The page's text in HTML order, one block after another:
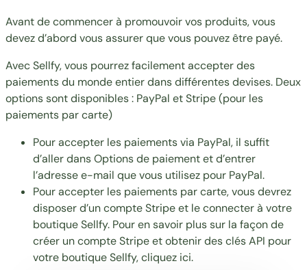
Avant de commencer à promouvoir vos produits, vous
devez d’abord vous assurer que vous pouvez être payé.
Avec Sellfy, vous pourrez facilement accepter des
paiements du monde entier dans différentes devises. Deux
options sont disponibles : PayPal et Stripe (pour les
paiements par carte)
Pour accepter les paiements via PayPal, il suffit
d’aller dans Options de paiement et d’entrer
l’adresse e-mail que vous utilisez pour PayPal.
Pour accepter les paiements par carte, vous devrez
disposer d’un compte Stripe et le connecter à votre
boutique Sellfy. Pour en savoir plus sur la façon de
créer un compte Stripe et obtenir des clés API pour
votre boutique Sellfy, cliquez ici.